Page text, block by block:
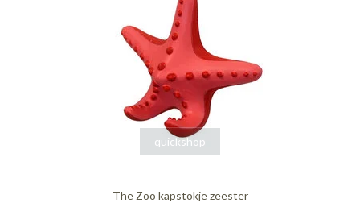
quickshop
The Zoo kapstokje zeester